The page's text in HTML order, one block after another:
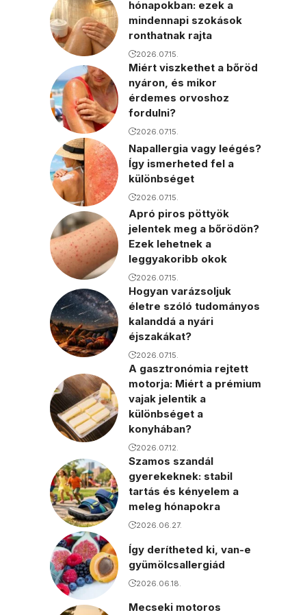
hónapokban: ezek a
mindennapi szokások
ronthatnak rajta
2026.07.15.
Miért viszkethet a bőröd
nyáron, és mikor
érdemes orvoshoz
fordulni?
2026.07.15.
Napallergia vagy leégés?
Így ismerheted fel a
különbséget
2026.07.15.
Apró piros pöttyök
jelentek meg a bőrödön?
Ezek lehetnek a
leggyakoribb okok
2026.07.15.
Hogyan varázsoljuk
életre szóló tudományos
kalanddá a nyári
éjszakákat?
2026.07.15.
A gasztronómia rejtett
motorja: Miért a prémium
vajak jelentik a
különbséget a
konyhában?
2026.07.12.
Szamos szandál
gyerekeknek: stabil
tartás és kényelem a
meleg hónapokra
2026.06.27.
Így derítheted ki, van-e
gyümölcsallergiád
2026.06.18.
Mecseki motoros